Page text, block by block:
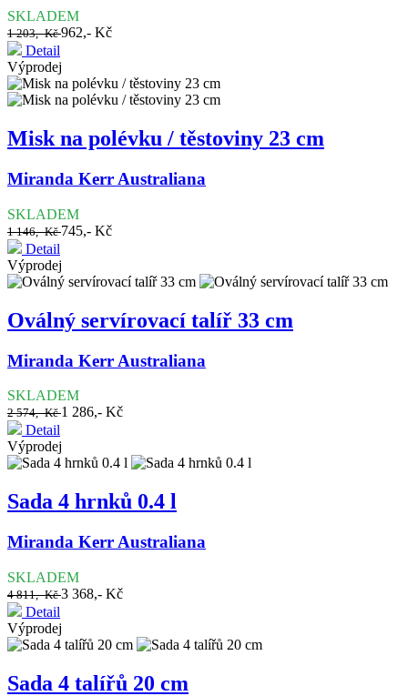
SKLADEM
1 203,- Kč962,- Kč
Detail
Výprodej
Misk na polévku / těstoviny 23 cm
Miranda Kerr Australiana
SKLADEM
1 146,- Kč745,- Kč
Detail
Výprodej
Oválný servírovací talíř 33 cm
Miranda Kerr Australiana
SKLADEM
2 574,- Kč1 286,- Kč
Detail
Výprodej
Sada 4 hrnků 0.4 l
Miranda Kerr Australiana
SKLADEM
4 811,- Kč3 368,- Kč
Detail
Výprodej
Sada 4 talířů 20 cm